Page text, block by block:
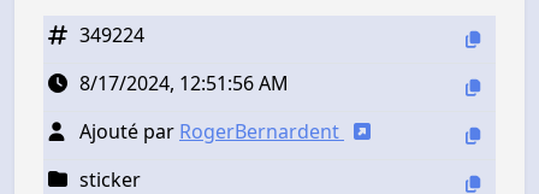
349224
8/17/2024, 12:51:56 AM
Ajouté par RogerBernardent
sticker